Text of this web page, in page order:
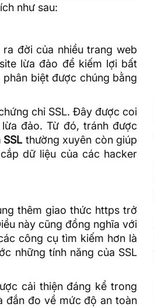
như sau:
đời của nhiều trang web
lừa đảo để kiếm lợi bất
biệt được chúng bằng
chỉ SSL. Đây được coi
đảo. Từ đó, tránh được
thường xuyên còn giúp
dữ liệu của các hacker
thêm giao thức https trở
này cũng đồng nghĩa với
công cụ tìm kiếm hơn là
những tính năng của SSL
cải thiện đáng kể trong
đắn đo về mức độ an toàn